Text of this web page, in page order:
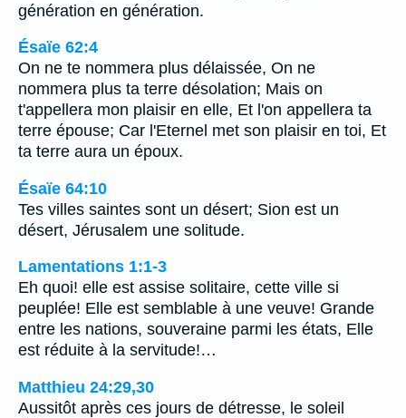
génération en génération.
Ésaïe 62:4
On ne te nommera plus délaissée, On ne
nommera plus ta terre désolation; Mais on
t'appellera mon plaisir en elle, Et l'on appellera ta
terre épouse; Car l'Eternel met son plaisir en toi, Et
ta terre aura un époux.
Ésaïe 64:10
Tes villes saintes sont un désert; Sion est un
désert, Jérusalem une solitude.
Lamentations 1:1-3
Eh quoi! elle est assise solitaire, cette ville si
peuplée! Elle est semblable à une veuve! Grande
entre les nations, souveraine parmi les états, Elle
est réduite à la servitude!…
Matthieu 24:29,30
Aussitôt après ces jours de détresse, le soleil